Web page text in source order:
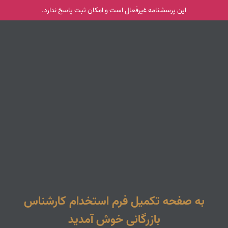
این پرسشنامه غیر‌فعال است و امکان ثبت پاسخ ندارد.
به صفحه تکمیل فرم استخدام کارشناس
بازرگانی خوش آمدید